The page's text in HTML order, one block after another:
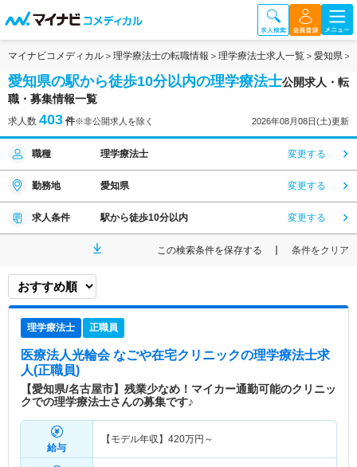
マイナビコメディカル 理学療法士の転職情報 理学療法士求人一覧 愛知県
愛知県の駅から徒歩10分以内の理学療法士公開求人・転
職・募集情報一覧
求人数 403 件※非公開求人を除く 2026年08月08日(土)更新
職種 理学療法士 変更する
勤務地 愛知県 変更する
求人条件 駅から徒歩10分以内 変更する
この検索条件を保存する 条件をクリア
理学療法士 正職員
医療法人光輪会 なごや在宅クリニックの理学療法士求
人(正職員)
【愛知県/名古屋市】残業少なめ！マイカー通勤可能のクリニッ
クでの理学療法士さんの募集です♪
給与
【モデル年収】 420万円～